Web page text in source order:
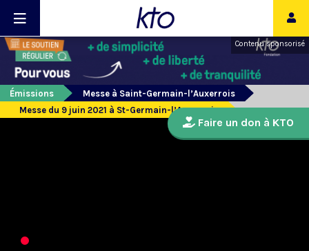
Contenu sponsorisé
Émissions
Messe à Saint-Germain-l’Auxerrois
Messe du 9 juin 2021 à St-Germain-l’Auxerrois
Faire un don à KTO